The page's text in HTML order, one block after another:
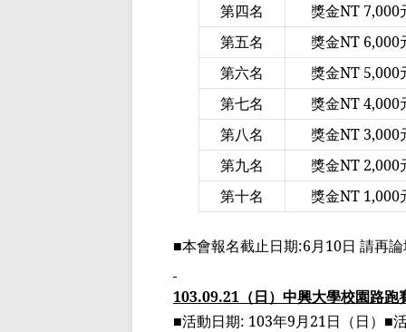
第四名
獎金NT 7,000
第五名
獎金NT 6,000
第六名
獎金NT 5,000
第七名
獎金NT 4,000
第八名
獎金NT 3,000
第九名
獎金NT 2,000
第十名
獎金NT 1,000
■本會報名截止日期:6月10日 請再
103.09.21 （日）中興大學校園路跑
■活動日期: 103年9月21日（日） ■